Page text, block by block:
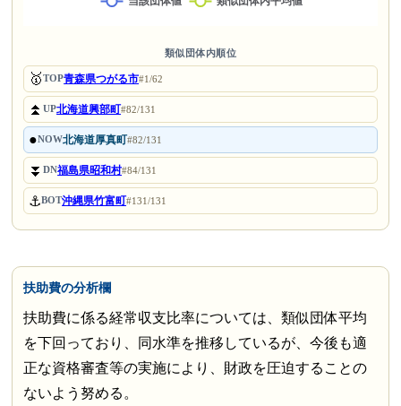
類似団体内順位
🥇TOP青森県つがる市#1/62
⏫UP北海道興部町#82/131
●NOW北海道厚真町#82/131
⏬DN福島県昭和村#84/131
⚓BOT沖縄県竹富町#131/131
扶助費の分析欄
扶助費に係る経常収支比率については、類似団体平均
を下回っており、同水準を推移しているが、今後も適
正な資格審査等の実施により、財政を圧迫することの
ないよう努める。